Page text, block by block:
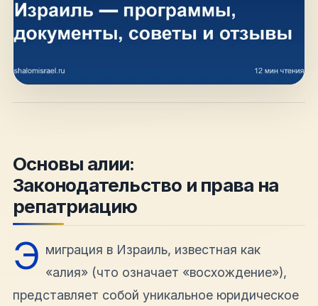
hello@shalomisrael.ru
Основы алии:
Законодательство и права на
репатриацию
Э миграция в Израиль, известная как
«алия» (что означает «восхождение»),
представляет собой уникальное юридическое